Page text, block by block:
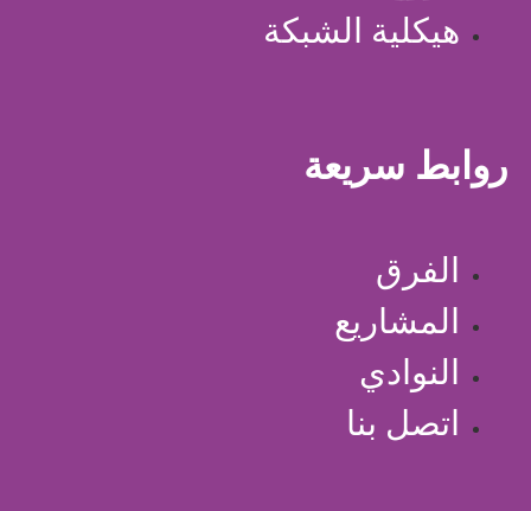
هيكلية الشبكة
روابط سريعة
الفرق
المشاريع
النوادي
اتصل بنا